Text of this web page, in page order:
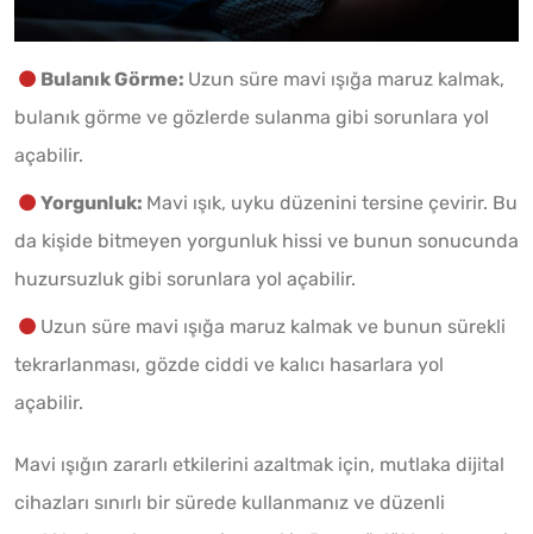
Bulanık Görme: Uzun süre mavi ışığa maruz kalmak,
bulanık görme ve gözlerde sulanma gibi sorunlara yol
açabilir.
Yorgunluk: Mavi ışık, uyku düzenini tersine çevirir. Bu
da kişide bitmeyen yorgunluk hissi ve bunun sonucunda
huzursuzluk gibi sorunlara yol açabilir.
Uzun süre mavi ışığa maruz kalmak ve bunun sürekli
tekrarlanması, gözde ciddi ve kalıcı hasarlara yol
açabilir.
Mavi ışığın zararlı etkilerini azaltmak için, mutlaka dijital
cihazları sınırlı bir sürede kullanmanız ve düzenli